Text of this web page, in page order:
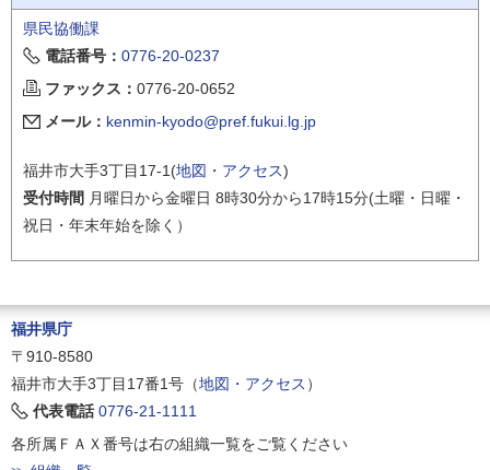
県民協働課
電話番号： 0776-20-0237
ファックス： 0776-20-0652
メール： kenmin-kyodo@pref.fukui.lg.jp
福井市大手3丁目17-1(地図・アクセス)
受付時間 月曜日から金曜日 8時30分から17時15分(土曜・日曜・
祝日・年末年始を除く）
福井県庁
〒910-8580
福井市大手3丁目17番1号（地図・アクセス ）
代表電話 0776-21-1111
各所属ＦＡＸ番号は右の組織一覧をご覧ください